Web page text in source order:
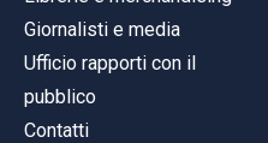
Giornalisti e media
Ufficio rapporti con il
pubblico
Contatti